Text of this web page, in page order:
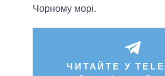
Чорному морі.
ЧИТАЙТЕ У